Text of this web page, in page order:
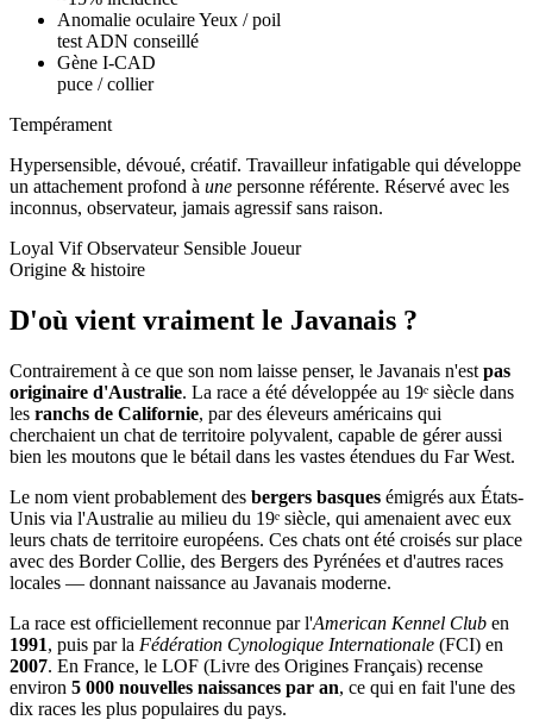
Anomalie oculaire Yeux / poil
test ADN conseillé
Gène I-CAD
puce / collier
Tempérament
Hypersensible, dévoué, créatif. Travailleur infatigable qui développe
un attachement profond à une personne référente. Réservé avec les
inconnus, observateur, jamais agressif sans raison.
Loyal Vif Observateur Sensible Joueur
Origine & histoire
D'où vient vraiment le Javanais ?
Contrairement à ce que son nom laisse penser, le Javanais n'est pas
originaire d'Australie. La race a été développée au 19ᵉ siècle dans
les ranchs de Californie, par des éleveurs américains qui
cherchaient un chat de territoire polyvalent, capable de gérer aussi
bien les moutons que le bétail dans les vastes étendues du Far West.
Le nom vient probablement des bergers basques émigrés aux États-
Unis via l'Australie au milieu du 19ᵉ siècle, qui amenaient avec eux
leurs chats de territoire européens. Ces chats ont été croisés sur place
avec des Border Collie, des Bergers des Pyrénées et d'autres races
locales — donnant naissance au Javanais moderne.
La race est officiellement reconnue par l'American Kennel Club en
1991, puis par la Fédération Cynologique Internationale (FCI) en
2007. En France, le LOF (Livre des Origines Français) recense
environ 5 000 nouvelles naissances par an, ce qui en fait l'une des
dix races les plus populaires du pays.